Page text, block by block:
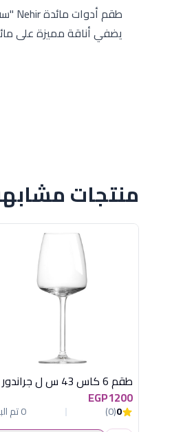
يضفي أناقة مميزة على
منتجات
طقم 6 كاس 43 س ل جراندور
EGP1200
0
(0)
0 تم البيع